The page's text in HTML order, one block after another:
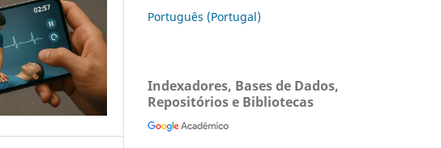
Português (Portugal)
Indexadores, Bases de Dados,
Repositórios e Bibliotecas